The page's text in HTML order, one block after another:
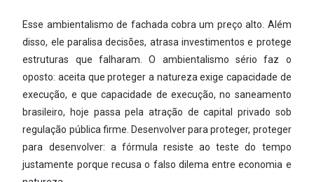
Esse ambientalismo de fachada cobra um preço alto. Além
disso, ele paralisa decisões, atrasa investimentos e protege
estruturas que falharam. O ambientalismo sério faz o
oposto: aceita que proteger a natureza exige capacidade de
execução, e que capacidade de execução, no saneamento
brasileiro, hoje passa pela atração de capital privado sob
regulação pública firme. Desenvolver para proteger, proteger
para desenvolver: a fórmula resiste ao teste do tempo
justamente porque recusa o falso dilema entre economia e